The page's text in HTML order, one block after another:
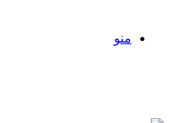
منو